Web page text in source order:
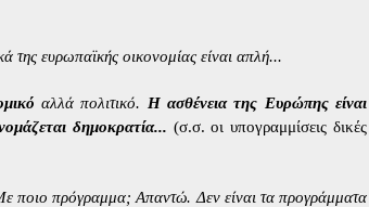
της ευρωπαϊκής οικονομίας είναι απλή...
αλλά πολιτικό. Η ασθένεια της Ευρώπης είναι
δημοκρατία... (σ.σ. οι υπογραμμίσεις δικές
ποιο πρόγραμμα; Απαντώ. Δεν είναι τα προγράμματα